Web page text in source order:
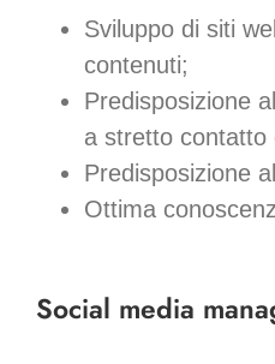
Sviluppo di siti
contenuti;
Predisposizione
a stretto contatto
Predisposizione
Ottima
Social media